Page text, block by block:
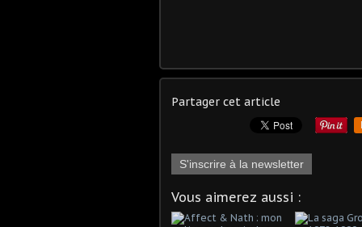
Partager cet article
S'inscrire à la newsletter
Vous aimerez aussi :